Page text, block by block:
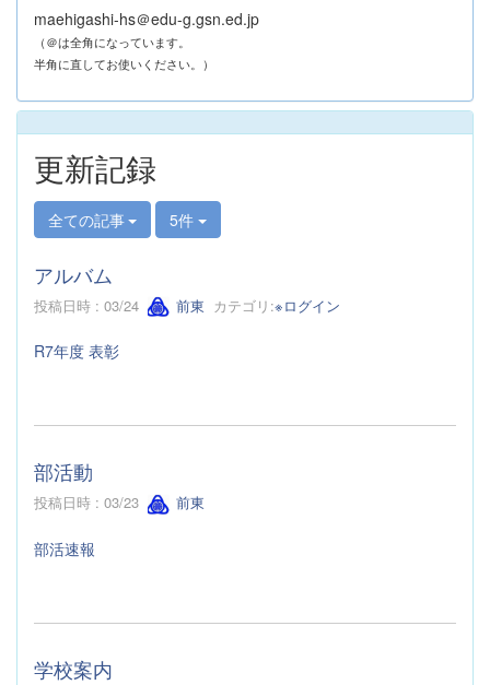
maehigashi-hs＠edu-g.gsn.ed.jp
（＠は全角になっています。
半角に直してお使いください。）
更新記録
全ての記事 5件
アルバム
投稿日時 : 03/24 前東 カテゴリ:※ログイン
R7年度 表彰
部活動
投稿日時 : 03/23 前東
部活速報
学校案内